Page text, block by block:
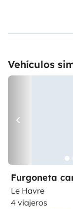
Vehículos
Furgoneta
Le Havre
4 viajeros